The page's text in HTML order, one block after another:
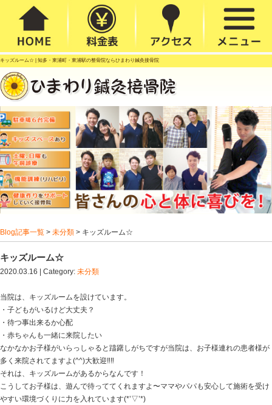
キッズルーム☆ | 知多・東浦町・東浦駅の整骨院ならひまわり鍼灸接骨院
Blog記事一覧>未分類
キッズルーム☆
2020.03.16 | Category:未分類